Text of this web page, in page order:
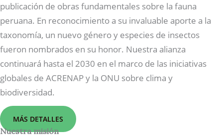
publicación de obras fundamentales sobre la fauna
peruana. En reconocimiento a su invaluable aporte a la
taxonomía, un nuevo género y especies de insectos
fueron nombrados en su honor. Nuestra alianza
continuará hasta el 2030 en el marco de las iniciativas
globales de ACRENAP y la ONU sobre clima y
biodiversidad.
MÁS DETALLES
Nuestra misión